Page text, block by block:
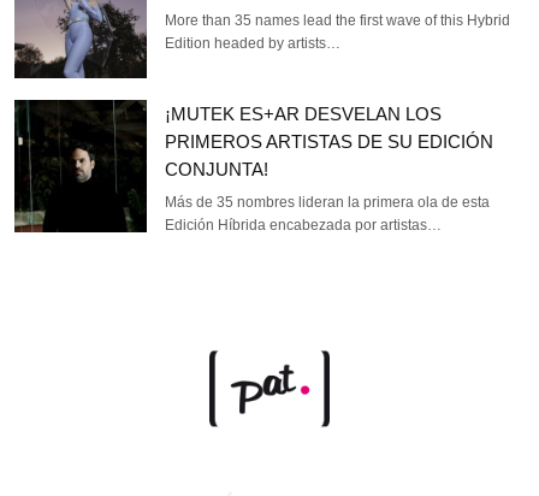
More than 35 names lead the first wave of this Hybrid
Edition headed by artists…
¡MUTEK ES+AR DESVELAN LOS
PRIMEROS ARTISTAS DE SU EDICIÓN
CONJUNTA!
Más de 35 nombres lideran la primera ola de esta
Edición Híbrida encabezada por artistas…